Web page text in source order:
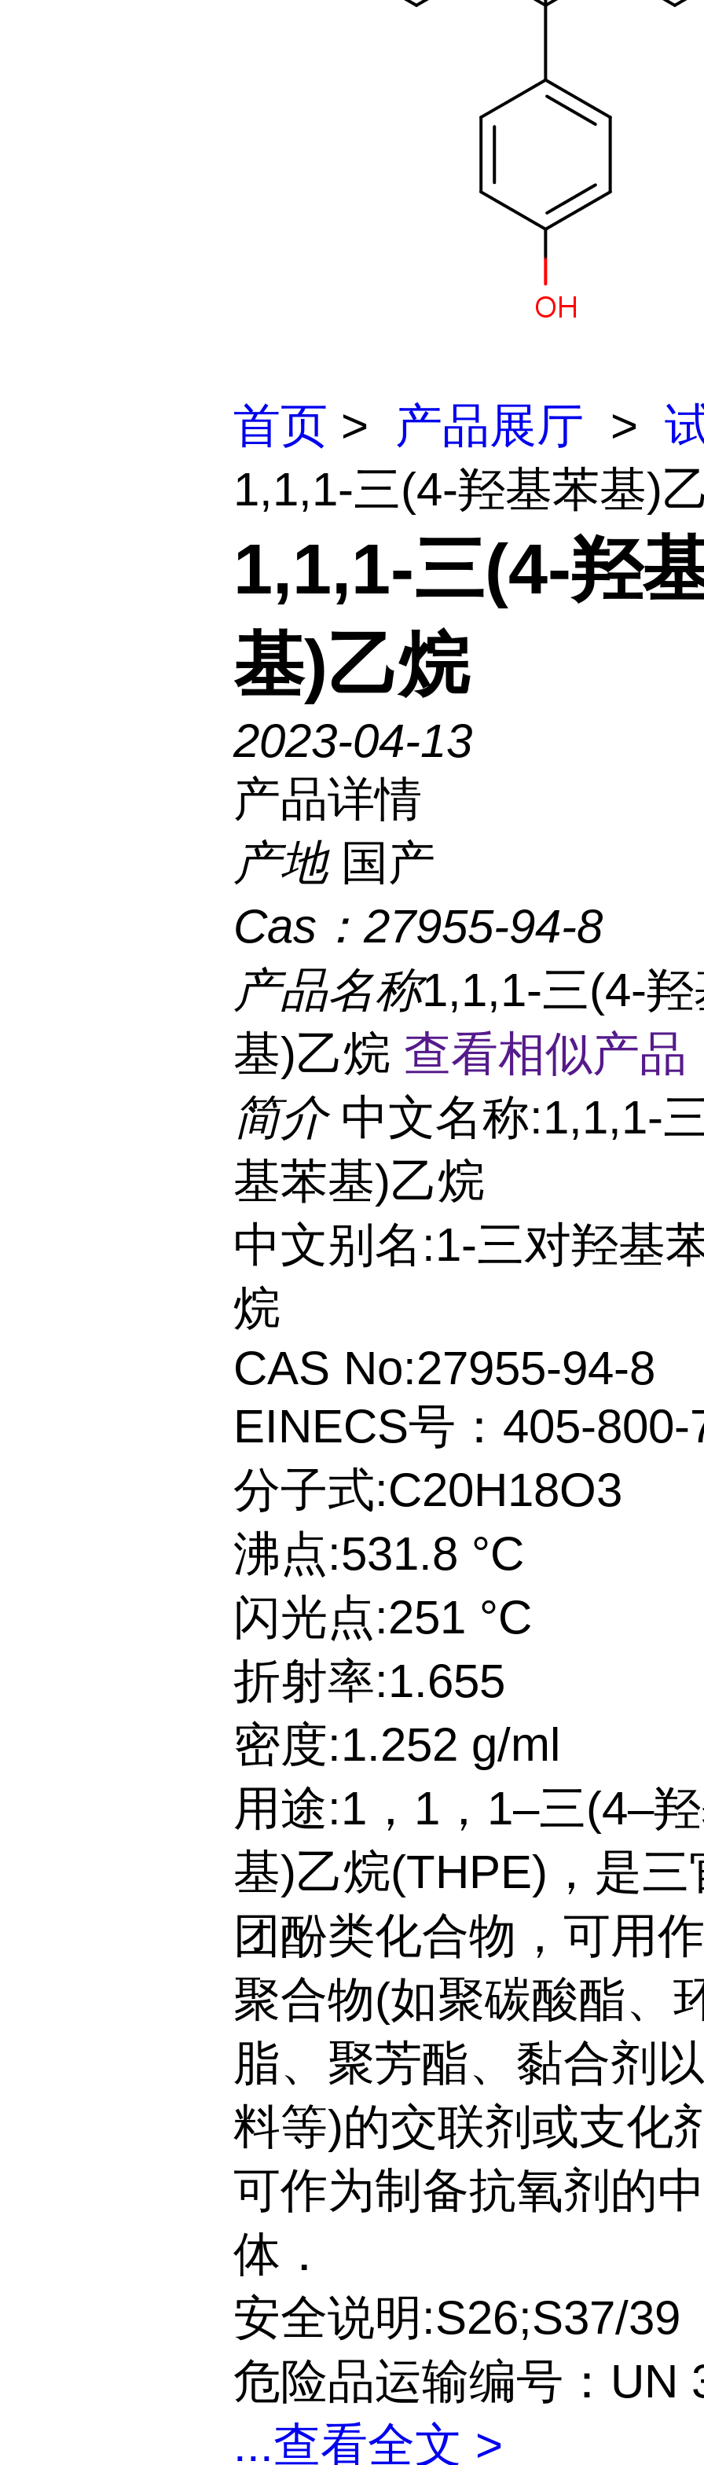
首页 > 产品展厅 >
1,1,1-三(4-羟基苯基)
1,1,1-三(4-羟
基)乙烷
2023-04-13
产品详情
产地 国产
Cas： 27955-94-8
产品名称1,1,1-三(4-
基)乙烷 查看相似产
简介 中文名称:1,1,1-
基苯基)乙烷
中文别名:1-三对羟基
烷
CAS No:27955-94-8
EINECS号：405-800-
分子式:C20H18O3
沸点:531.8 °C
闪光点:251 °C
折射率:1.655
密度:1.252 g/ml
用途:1，1，1–三(4–
基)乙烷(THPE)，是三
团酚类化合物，可用
聚合物(如聚碳酸酯、
脂、聚芳酯、黏合剂
料等)的交联剂或支化
可作为制备抗氧剂的
体．
安全说明:S26;S37/39
危险品运输编号：UN
...查看全文 >